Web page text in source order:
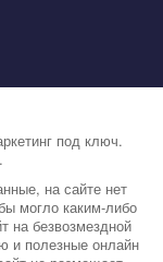
под ключ.
на сайте нет
могло каким-либо
на безвозмездной
и полезные онлайн